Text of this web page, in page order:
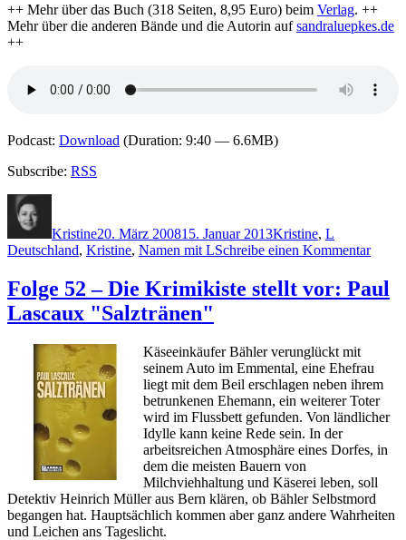
++ Mehr über das Buch (318 Seiten, 8,95 Euro) beim Verlag. ++
Mehr über die anderen Bände und die Autorin aufsandraluepkes.de
++
Podcast: Download (Duration: 9:40 — 6.6MB)
Subscribe: RSS
Kristine20. März 200815. Januar 2013Kristine, L
Deutschland, Kristine, Namen mit LSchreibe einen Kommentarzu
56
–
vor:
"Die
Folge 52 – Die Krimikiste stellt vor: Paul
Lascaux "Salztränen"
Käseeinkäufer Bähler verunglückt mit
seinem Auto im Emmental, eine Ehefrau
liegt mit dem Beil erschlagen neben ihrem
betrunkenen Ehemann, ein weiterer Toter
wird im Flussbett gefunden. Von ländlicher
Idylle kann keine Rede sein. In der
arbeitsreichen Atmosphäre eines Dorfes, in
dem die meisten Bauern von
Milchviehhaltung und Käserei leben, soll
Detektiv Heinrich Müller aus Bern klären, ob Bähler Selbstmord
begangen hat. Hauptsächlich kommen aber ganz andere Wahrheiten
und Leichen ans Tageslicht.